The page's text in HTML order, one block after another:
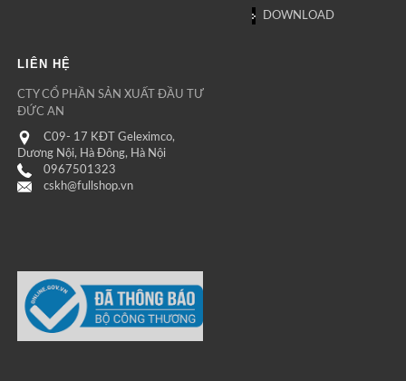
DOWNLOAD
LIÊN HỆ
CTY CỔ PHẦN SẢN XUẤT ĐẦU TƯ
ĐỨC AN
C09- 17 KĐT Geleximco,
Dương Nội, Hà Đông, Hà Nội
0967501323
cskh@fullshop.vn